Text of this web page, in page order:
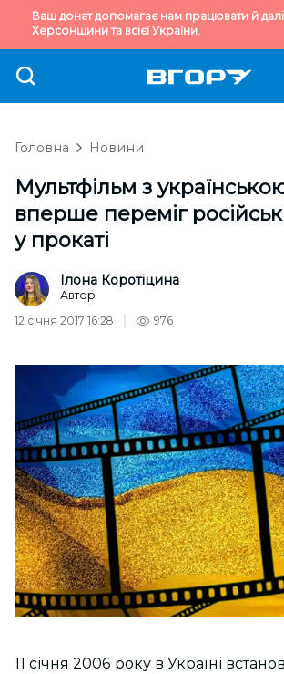
Ваш донат допомагає нам працювати й
Херсонщини та всієї України.
Головна Новини
Мультфільм з
вперше переміг
у прокаті
Ілона Коротіцина
Автор
12 січня 2017 16:28
976
11 січня 2006 року в Україні